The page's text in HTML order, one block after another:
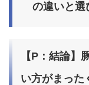
の違いと選
【P：結論】
い方がまった